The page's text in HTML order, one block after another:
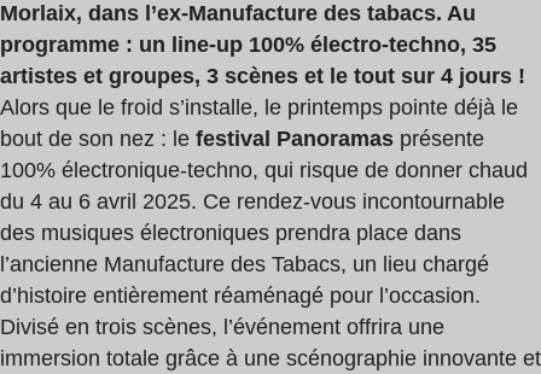
Morlaix, dans l’ex-Manufacture des tabacs. Au
programme : un line-up 100% électro-techno, 35
artistes et groupes, 3 scènes et le tout sur 4 jours !
Alors que le froid s’installe, le printemps pointe déjà le
bout de son nez : le festival Panoramas présente
100% électronique-techno, qui risque de donner chaud
du 4 au 6 avril 2025. Ce rendez-vous incontournable
des musiques électroniques prendra place dans
l’ancienne Manufacture des Tabacs, un lieu chargé
d’histoire entièrement réaménagé pour l’occasion.
Divisé en trois scènes, l’événement offrira une
immersion totale grâce à une scénographie innovante et